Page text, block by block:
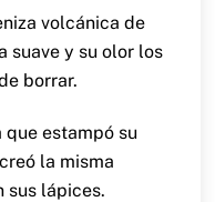
volcánica de
suave y su olor los
borrar.
estampó su
la misma
sus lápices.